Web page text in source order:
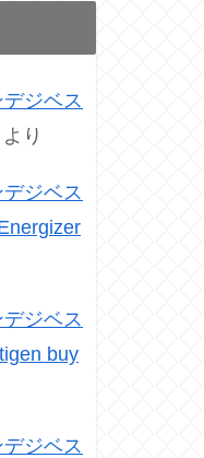
ジベス
より
ジベス
ジベス
buy
ジベス